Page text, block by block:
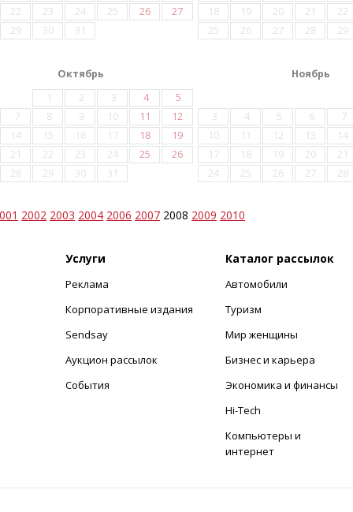
22 23 24 25 26
27
29 30 31
18
19 20 21 22
25
26 27 28 29
Октябрь
1
2 3 4
5
7 8 9 10 11
12
14 15 16 17 18
19
21 22 23 24 25
26
28 29 30 31
Ноябрь
3
4 5 6 7
10
11 12 13 14
17
18 19 20 21
24
25 26 27 28
2002 2003 2004 2006 2007 2008 2009 2010
Услуги
Реклама
Корпоративные издания
Sendsay
Аукцион рассылок
События
Каталог рассылок
Автомобили
Туризм
Мир женщины
Бизнес и карьера
Экономика и финансы
Hi-Tech
Компьютеры и
интернет